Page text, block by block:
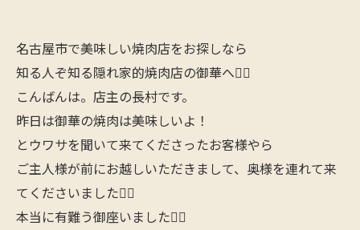
名古屋市で美味しい焼肉店をお探しなら
知る人ぞ知る隠れ家的焼肉店の御華へ🙋‍♂️
こんばんは。店主の長村です。
昨日は御華の焼肉は美味しいよ！
とウワサを聞いて来てくださったお客様やら
ご主人様が前にお越しいただきまして、奥様を連れて来
てくださいました🙇‍♂️
本当に有難う御座いました🙇‍♂️